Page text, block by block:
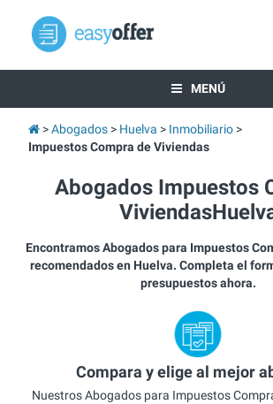
MENÚ
Abogados Huelva
Inmobiliario
Impuestos Compra de Viviendas
Abogados Impuestos
Encontramos Abogados para Impuestos
recomendados en Huelva. Completa el
presupuestos ahora.
Compara y elige al mejor
Nuestros Abogados para Impuestos